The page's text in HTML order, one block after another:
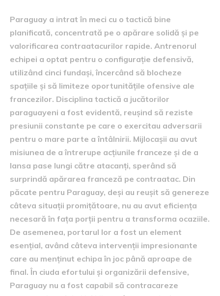
Paraguay a intrat în meci cu o tactică bine
planificată, concentrată pe o apărare solidă și pe
valorificarea contraatacurilor rapide. Antrenorul
echipei a optat pentru o configurație defensivă,
utilizând cinci fundași, încercând să blocheze
spațiile și să limiteze oportunitățile ofensive ale
francezilor. Disciplina tactică a jucătorilor
paraguayeni a fost evidentă, reușind să reziste
presiunii constante pe care o exercitau adversarii
pentru o mare parte a întâlnirii. Mijlocașii au avut
misiunea de a întrerupe acțiunile franceze și de a
lansa pase lungi către atacanți, sperând să
surprindă apărarea franceză pe contraatac. Din
păcate pentru Paraguay, deși au reușit să genereze
câteva situații promițătoare, nu au avut eficiența
necesară în fața porții pentru a transforma ocaziile.
De asemenea, portarul lor a fost un element
esențial, având câteva intervenții impresionante
care au menținut echipa în joc până aproape de
final. În ciuda efortului și organizării defensive,
Paraguay nu a fost capabil să contracareze